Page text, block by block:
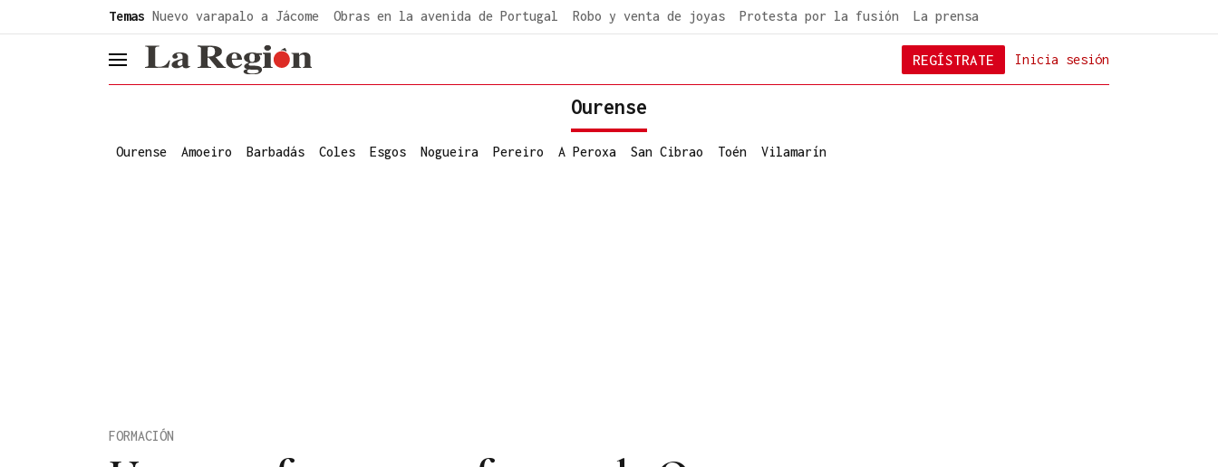
Temas Nuevo varapalo a Jácome Obras en la avenida de Portugal Robo y venta de joyas Protesta por la fusión La prensa
header.menu.open Inicia sesión
REGÍSTRATE
Ourense
Ourense Amoeiro Barbadás Coles Esgos Nogueira Pereiro A Peroxa San Cibrao Toén Vilamarín
FORMACIÓN